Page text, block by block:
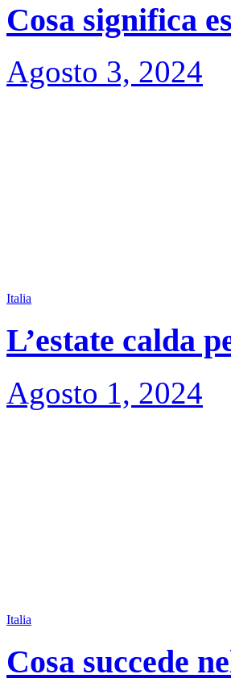
Cosa significa
Agosto 3, 2024
Italia
L’estate calda
Agosto 1, 2024
Italia
Cosa succede